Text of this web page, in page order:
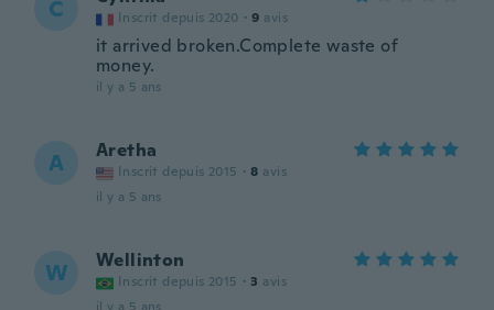
C Inscrit depuis 2020 · 9 avis
it arrived broken.Complete waste of
money.
il y a 5 ans
A Aretha
Inscrit depuis 2015 · 8 avis
il y a 5 ans
W Wellinton
Inscrit depuis 2015 · 3 avis